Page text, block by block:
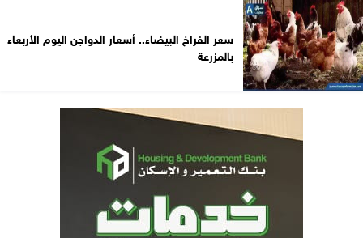
سعر الفراخ البيضاء.. أسعار الدواجن اليوم الأربعاء
بالمزرعة